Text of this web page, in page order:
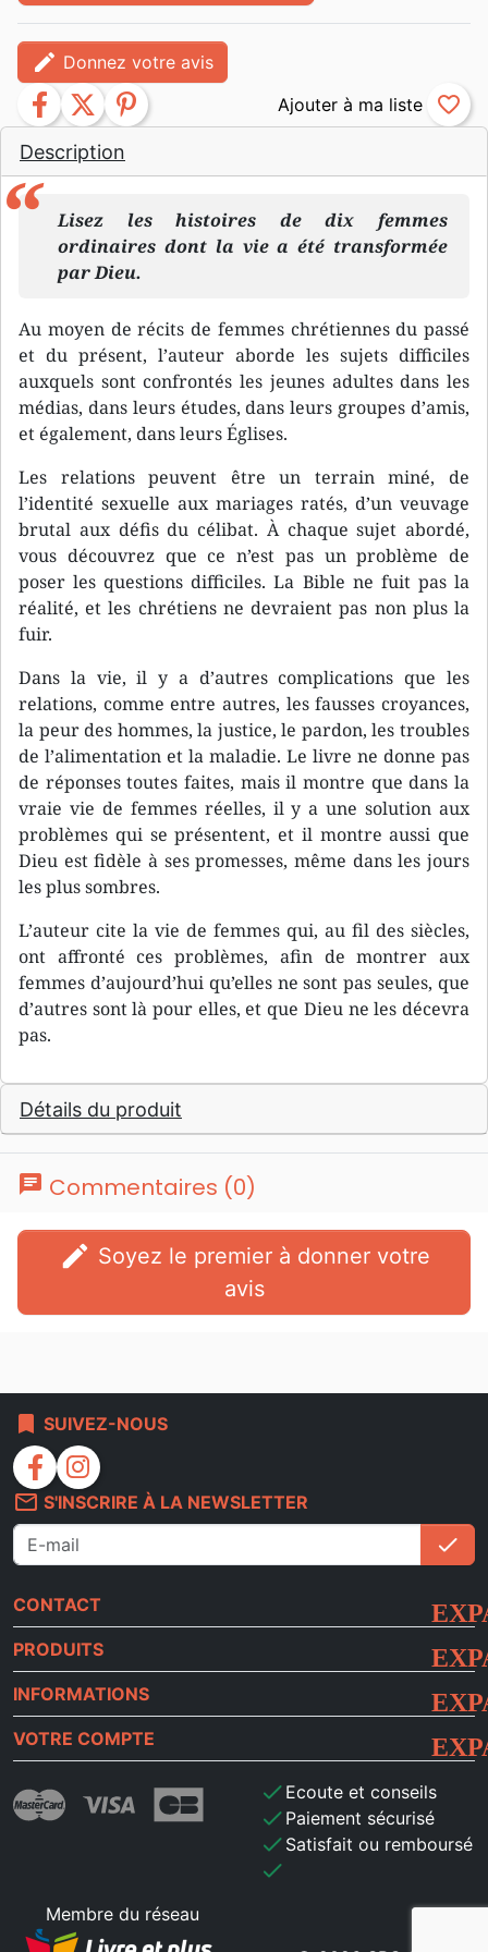
Description
Lisez les histoires de dix femmes
ordinaires dont la vie a été transformée
par Dieu.
Au moyen de récits de femmes chrétiennes du passé
et du présent, l’auteur aborde les sujets difficiles
auxquels sont confrontés les jeunes adultes dans les
médias, dans leurs études, dans leurs groupes d’amis,
et également, dans leurs Églises.
Les relations peuvent être un terrain miné, de
l’identité sexuelle aux mariages ratés, d’un veuvage
brutal aux défis du célibat. À chaque sujet abordé,
vous découvrez que ce n’est pas un problème de
poser les questions difficiles. La Bible ne fuit pas la
réalité, et les chrétiens ne devraient pas non plus la
fuir.
Dans la vie, il y a d’autres complications que les
relations, comme entre autres, les fausses croyances,
la peur des hommes, la justice, le pardon, les troubles
de l’alimentation et la maladie. Le livre ne donne pas
de réponses toutes faites, mais il montre que dans la
vraie vie de femmes réelles, il y a une solution aux
problèmes qui se présentent, et il montre aussi que
Dieu est fidèle à ses promesses, même dans les jours
les plus sombres.
L’auteur cite la vie de femmes qui, au fil des siècles,
ont affronté ces problèmes, afin de montrer aux
femmes d’aujourd’hui qu’elles ne sont pas seules, que
d’autres sont là pour elles, et que Dieu ne les décevra
pas.
Détails du produit
edit Donnez votre avis
facebook twitter pinterest favorite_border
chat Commentaires (0)
edit
avis
bookmark SUIVEZ-NOUS
facebook
instagram
mail_outline S'INSCRIRE À LA NEWSLETTER
check
CONTACT
PRODUITS
INFORMATIONS
VOTRE COMPTE
check Ecoute et conseils
check Paiement sécurisé
check Satisfait ou remboursé
check
Membre du réseau